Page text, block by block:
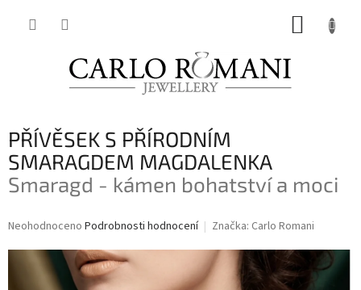
PŘÍVĚSEK S PŘÍRODNÍM
SMARAGDEM MAGDALENKA
Smaragd - kámen bohatství a moci
Průměrné
produktu
Neohodnoceno Podrobnosti hodnocení Značka: Carlo Romani